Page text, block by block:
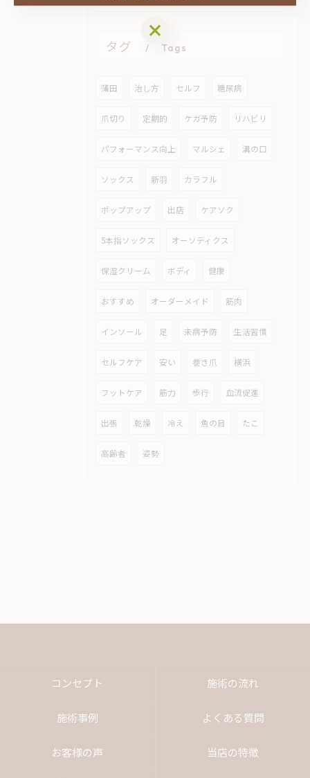
タグ Tags
蒲田 治し方 セルフ 糖尿病
爪切り 定期的 ケガ予防 リハビリ
パフォーマンス向上 マルシェ 溝の口
ソックス 新羽 カラフル
ポップアップ 出店 ケアソク
5本指ソックス オーソティクス
保湿クリーム ボディ 健康
おすすめ オーダーメイド 筋肉
インソール 足 未病予防 生活習慣
セルフケア 安い 巻き爪 横浜
フットケア 筋力 歩行 血流促進
出張 乾燥 冷え 魚の目 たこ
高齢者 姿勢
コンセプト 施術の流れ
施術事例 よくある質問
お客様の声 当店の特徴
お問い合わせはこちら